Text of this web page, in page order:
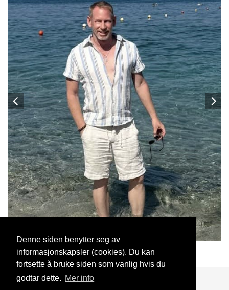
Denne siden benytter seg av
informasjonskapsler (cookies). Du kan
fortsette å bruke siden som vanlig hvis du
godtar dette. Mer info
Jakob23 17 Jun, 2026
Blogg Support Kontakt oss